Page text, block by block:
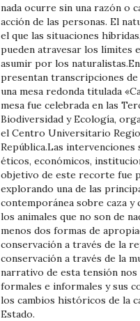
nada ocurre sin una razón o
acción de las personas. El
el que las situaciones
pueden atravesar los límites
asumir por los
presentan transcripciones
una mesa redonda titulada
mesa fue celebrada en las
Biodiversidad y Ecología,
el Centro Universitario
República.Las
éticos, económicos,
objetivo de este recorte fue
explorando una de las
contemporánea sobre caza y
los animales que no son de
menos dos formas de
conservación a través de la
conservación a través de la
narrativo de esta tensión
formales e informales y sus
los cambios históricos de la
Estado.